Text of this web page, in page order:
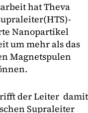
hat Theva
Nanopartikel
um mehr als das
Magnetspulen
der Leiter damit
Supraleiter